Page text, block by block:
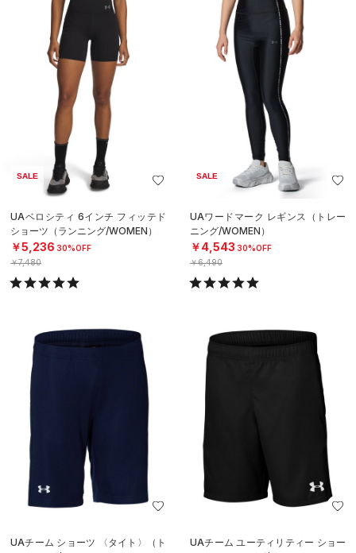
SALE
UAベロシティ 6インチ フィッテド
ショーツ（ランニング/WOMEN）
￥5,236 30%OFF
￥7,480
SALE
UAワードマーク レギンス（トレー
ニング/WOMEN）
￥4,543 30%OFF
￥6,490
UAチーム ショーツ 〈タイト〉（ト
UAチーム ユーティリティー ショー